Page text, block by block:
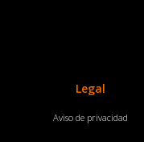
Legal
Aviso de privacidad